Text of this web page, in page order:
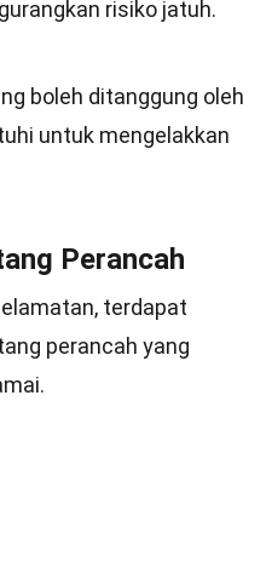
risiko jatuh.
boleh ditanggung oleh
untuk mengelakkan
Perancah
terdapat
perancah yang